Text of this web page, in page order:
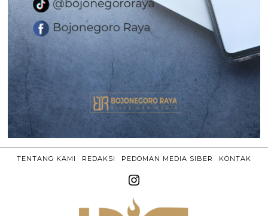
TENTANG KAMI REDAKSI PEDOMAN MEDIA SIBER KONTAK